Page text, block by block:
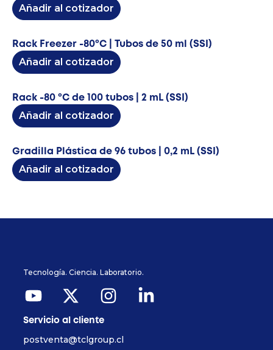
Añadir al cotizador
Rack Freezer -80ºC | Tubos de 50 ml (SSI)
Añadir al cotizador
Rack -80 ºC de 100 tubos | 2 mL (SSI)
Añadir al cotizador
Gradilla Plástica de 96 tubos | 0,2 mL (SSI)
Añadir al cotizador
Tecnología. Ciencia. Laboratorio.
Servicio al cliente
postventa@tclgroup.cl